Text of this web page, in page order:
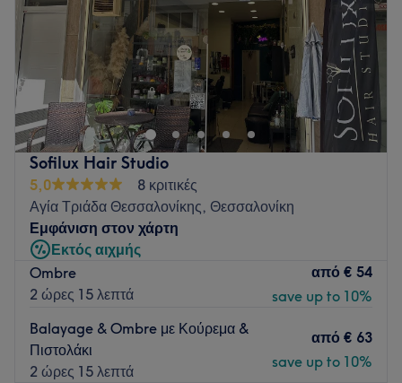
Go to venue
Κυριακή
Κλειστό
Το Hair Beauty βρίσκεται στο Αιγάλεω και προσφέρει μια
μεγάλη γκάμα υπηρεσιών ομορφιάς.
Go to venue
Sofilux Hair Studio
5,0
8 κριτικές
Αγία Τριάδα Θεσσαλονίκης, Θεσσαλονίκη
Εμφάνιση στον χάρτη
Εκτός αιχμής
Ombre
2 ώρες 15 λεπτά
από € 54
save up to 10%
Balayage & Ombre με Κούρεμα &
Πιστολάκι
2 ώρες 15 λεπτά
από € 63
save up to 10%